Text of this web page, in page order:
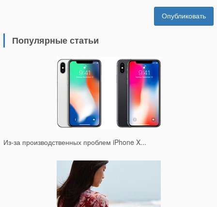
Опубликовать
Популярные статьи
Из-за производственных проблем iPhone X...